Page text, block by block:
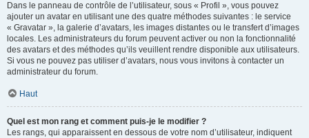
Dans le panneau de contrôle de l’utilisateur, sous « Profil », vous pouvez
ajouter un avatar en utilisant une des quatre méthodes suivantes : le service
« Gravatar », la galerie d’avatars, les images distantes ou le transfert d’images
locales. Les administrateurs du forum peuvent activer ou non la fonctionnalité
des avatars et des méthodes qu’ils veuillent rendre disponible aux utilisateurs.
Si vous ne pouvez pas utiliser d’avatars, nous vous invitons à contacter un
administrateur du forum.
Haut
Quel est mon rang et comment puis-je le modifier ?
Les rangs, qui apparaissent en dessous de votre nom d’utilisateur, indiquent